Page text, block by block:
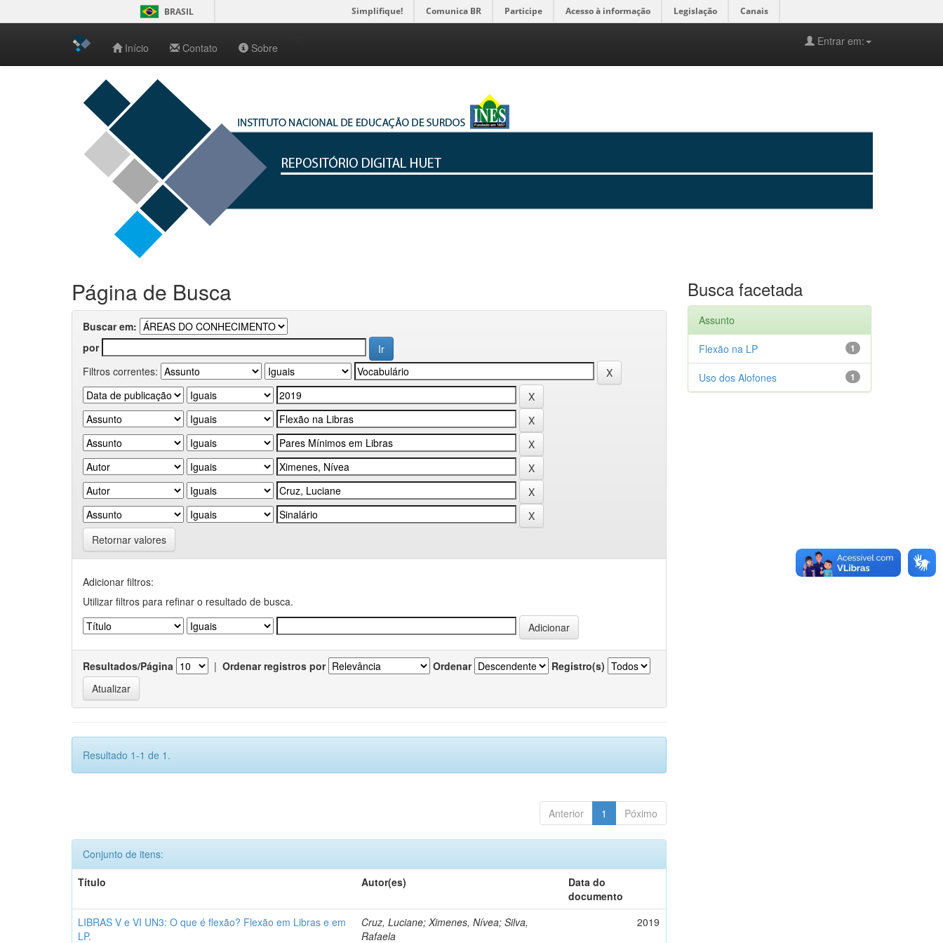
navigation
BRASIL Simplifique! Comunica BR Participe Acesso à informação Legislação Canais
Início Contato Sobre Entrar em:
Página de Busca
Buscar em:
por
Filtros correntes:
Retornar valores
Adicionar filtros:
Utilizar filtros para refinar o resultado de busca.
Resultados/Página | Ordenar registros por Ordenar Registro(s)
Resultado 1-1 de 1.
Anterior 1 Póximo
Conjunto de itens:
Título
Autor(es)
Data do
documento
LIBRAS V e VI UN3: O que é flexão? Flexão em Libras e em
LP.
Cruz, Luciane; Ximenes, Nívea; Silva,
Rafaela
2019
Busca facetada
Assunto
1
Flexão na LP
1
Uso dos Alofones